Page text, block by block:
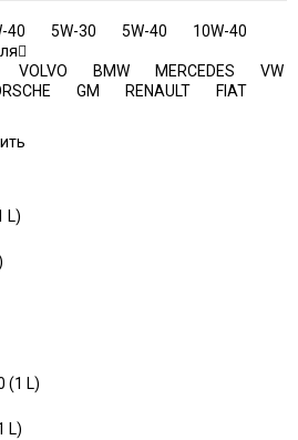
40 5W-30 5W-40
10W-40
VOLVO BMW MERCEDES
VW
GM RENAULT
FIAT
L)